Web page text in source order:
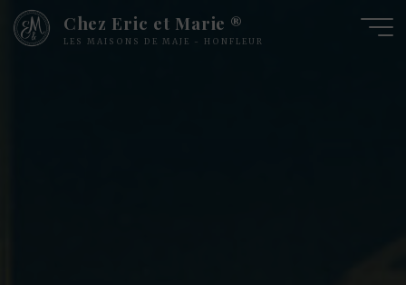
Chez Eric et Marie ®
LES MAISONS DE MAJE - HONFLEUR